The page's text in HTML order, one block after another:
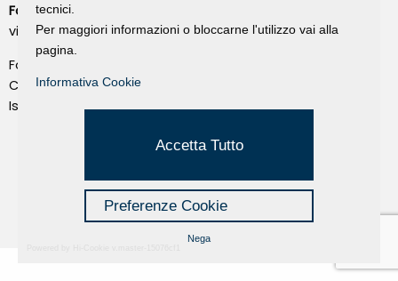
Fondazione Dino Zoli
viale Bologna 288, Forlì
Fondo dot. euro 285.000 i.v.
CF e P.IVA 03692820404
Isc.Reg Per.Giu. n. 10404
Managed by Hi-Net
tecnici.
Per maggiori informazioni o bloccarne l'utilizzo vai alla
pagina.
Informativa Cookie
Accetta Tutto
Preferenze Cookie
Nega